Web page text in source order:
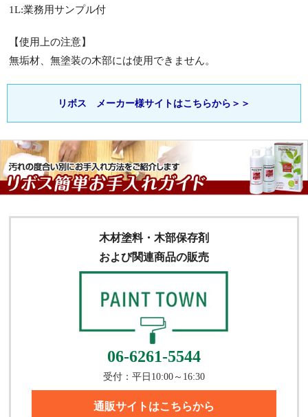
1L:業務用サンプル付
【使用上の注意】
無垢材、無塗装の木部には使用できません。
リボス メーカー様サイトはこちらから＞＞
木材塗料・木部保存剤
および関連商品の販売
06-6261-5544
受付：平日10:00～16:30
通販サイトはこちらから